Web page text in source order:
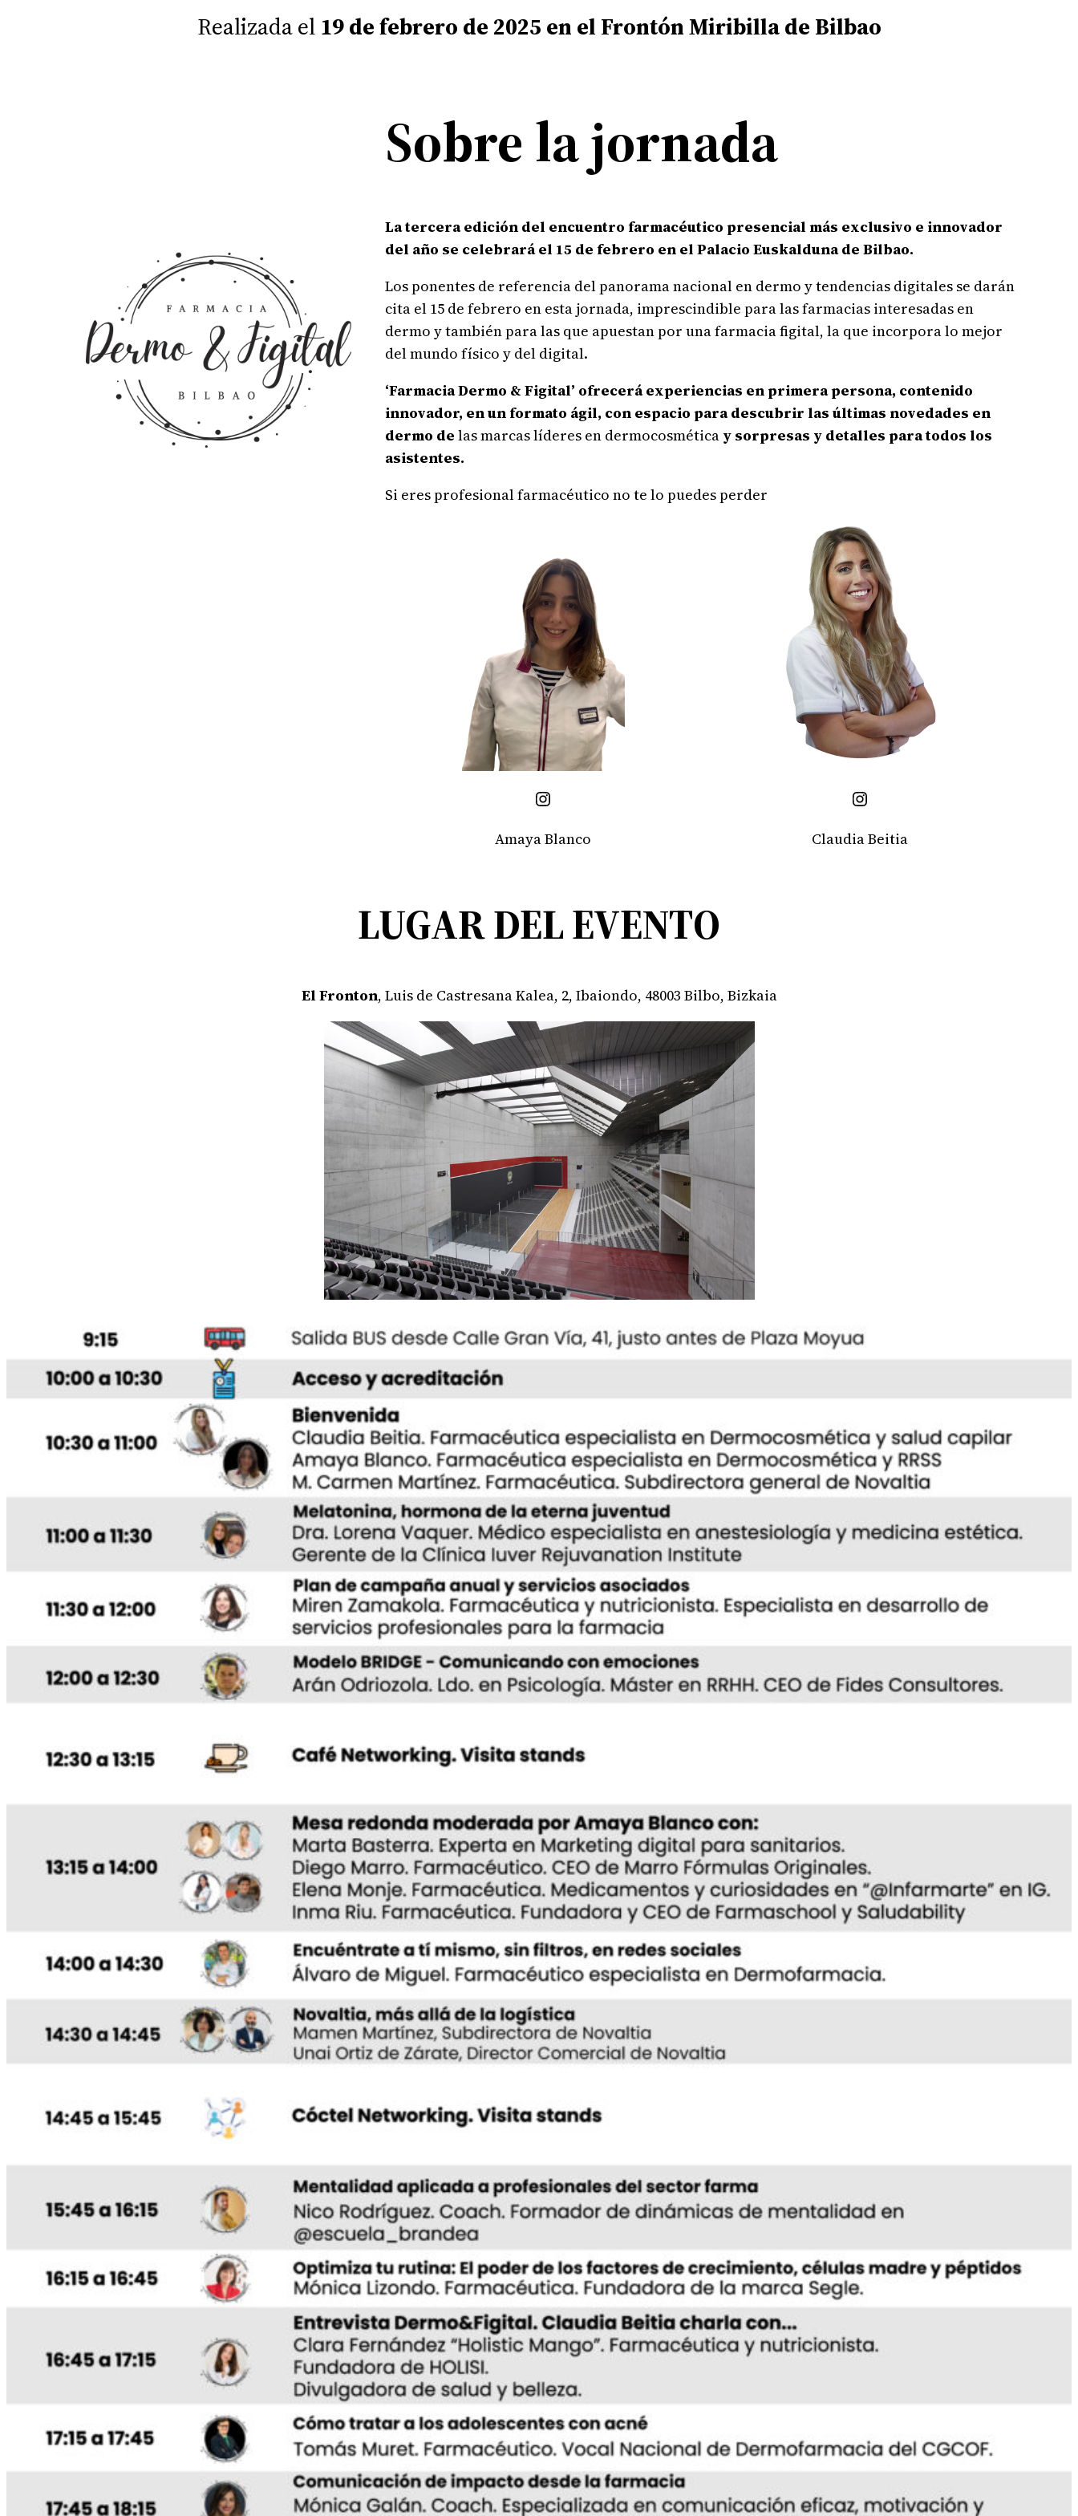
Realizada el 19 de febrero de 2025 en el Frontón Miribilla de Bilbao
Sobre la jornada
La tercera edición del encuentro farmacéutico presencial más exclusivo e innovador
del año se celebrará el 15 de febrero en el Palacio Euskalduna de Bilbao.
Los ponentes de referencia del panorama nacional en dermo y tendencias digitales se darán
cita el 15 de febrero en esta jornada, imprescindible para las farmacias interesadas en
dermo y también para las que apuestan por una farmacia figital, la que incorpora lo mejor
del mundo físico y del digital.
‘Farmacia Dermo & Figital’ ofrecerá experiencias en primera persona, contenido
innovador, en un formato ágil, con espacio para descubrir las últimas novedades en
dermo de las marcas líderes en dermocosméticay sorpresas y detalles para todos los
asistentes.
Si eres profesional farmacéutico no te lo puedes perder
Instagram
Amaya Blanco
Instagram
Claudia Beitia
LUGAR DEL EVENTO
El Fronton, Luis de Castresana Kalea, 2, Ibaiondo, 48003 Bilbo, Bizkaia